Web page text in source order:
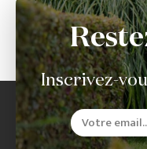
Inscrivez-